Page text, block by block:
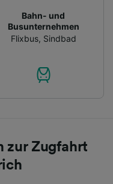
Bahn- und
Busunternehmen
Flixbus, Sindbad
zur Zugfahrt